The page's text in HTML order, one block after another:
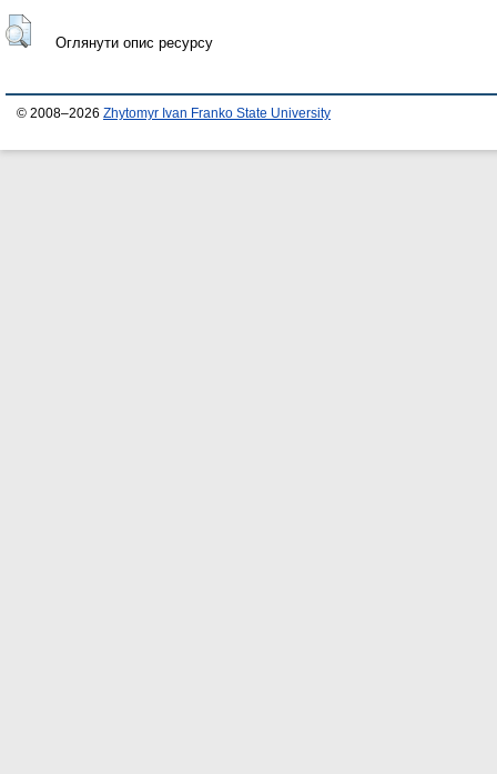
Оглянути опис ресурсу
© 2008–2026 Zhytomyr Ivan Franko State University